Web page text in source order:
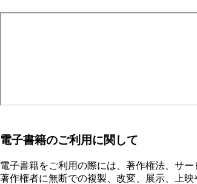
電子書籍のご利用に関して
電子書籍をご利用の際には、著作権法、サ
著作権者に無断での複製、改変、展示、上映